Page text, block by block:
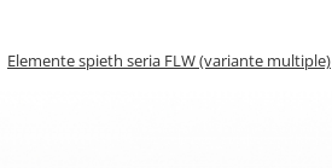
Elemente spieth seria FLW (variante multiple)